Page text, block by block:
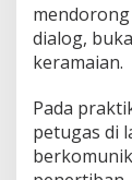
dialog,
keramaian.
Pada
petugas di